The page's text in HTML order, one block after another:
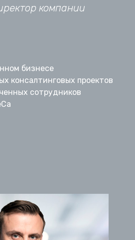
компании
бизнесе
консалтинговых проектов
сотрудников